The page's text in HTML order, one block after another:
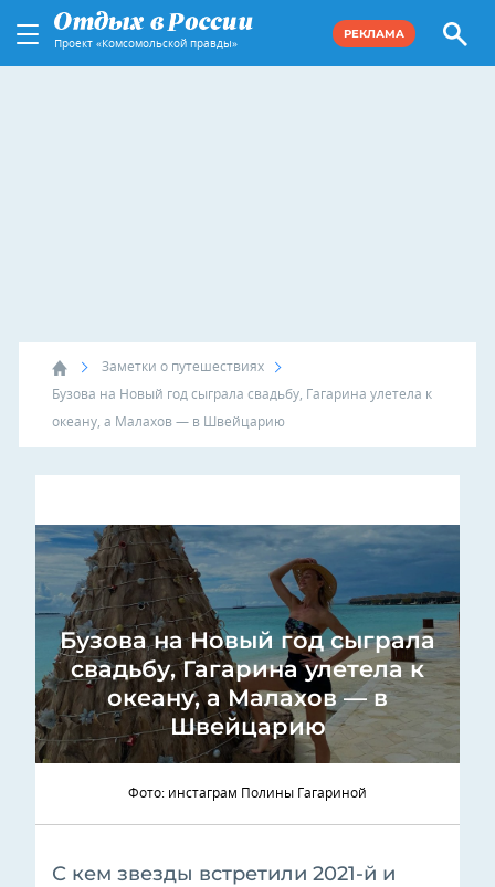
Проект «Комсомольской правды»
РЕКЛАМА
Заметки о путешествиях
Бузова на Новый год сыграла свадьбу, Гагарина улетела к
океану, а Малахов — в Швейцарию
Бузова на Новый год сыграла
свадьбу, Гагарина улетела к
океану, а Малахов — в
Швейцарию
Фото: инстаграм Полины Гагариной
С кем звезды встретили 2021-й и